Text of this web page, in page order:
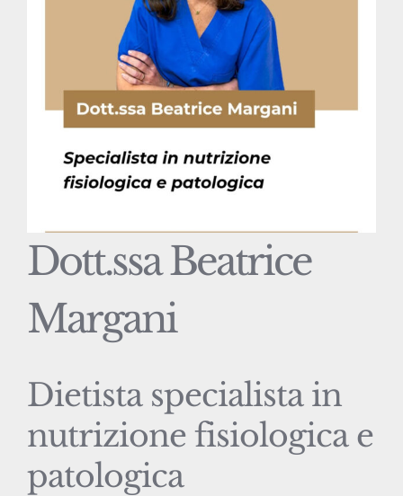
Dott.ssa Beatrice
Margani
Dietista specialista in
nutrizione fisiologica e
patologica